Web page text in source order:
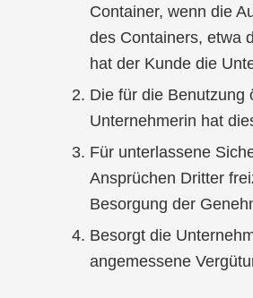
Container, wenn die
des Containers, etwa
hat der Kunde die
Die für die Benutzung
Unternehmerin hat
Für unterlassene
Ansprüchen Dritter
Besorgung der
Besorgt die
angemessene